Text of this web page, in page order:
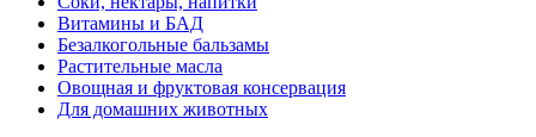
Витамины и БАД
Безалкогольные бальзамы
Растительные масла
Овощная и фруктовая консервация
Для домашних животных